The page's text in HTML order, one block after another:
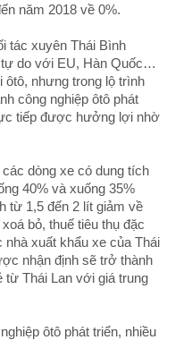
năm 2018 về 0%.
tác xuyên Thái Bình
do với EU, Hàn Quốc…
ôtô, nhưng trong lộ trình
công nghiệp ôtô phát
tiếp được hưởng lợi nhờ
dòng xe có dung tích
40% và xuống 35%
từ 1,5 đến 2 lít giảm về
bỏ, thuế tiêu thụ đặc
xuất khẩu xe của Thái
nhận định sẽ trở thành
từ Thái Lan với giá trung
ôtô phát triển, nhiều